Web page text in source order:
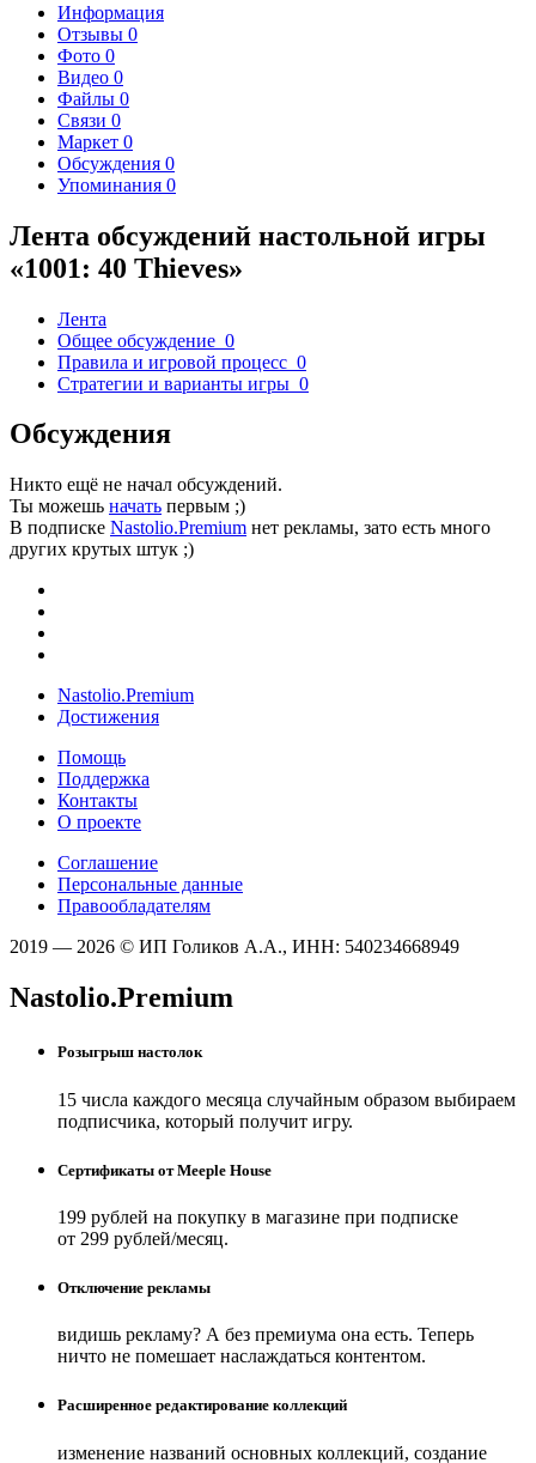
Информация
Отзывы 0
Фото 0
Видео 0
Файлы 0
Связи 0
Маркет 0
Обсуждения 0
Упоминания 0
Лента обсуждений настольной игры
«1001: 40 Thieves»
Лента
Общее обсуждение 0
Правила и игровой процесс 0
Стратегии и варианты игры 0
Обсуждения
Никто ещё не начал обсуждений.
Ты можешь начать первым ;)
В подписке Nastolio.Premium нет рекламы, зато есть много
других крутых штук ;)
Nastolio.Premium
Достижения
Помощь
Поддержка
Контакты
О проекте
Соглашение
Персональные данные
Правообладателям
2019 — 2026 © ИП Голиков А.А., ИНН: 540234668949
Nastolio.Premium
Розыгрыш настолок
15 числа каждого месяца случайным образом выбираем
подписчика, который получит игру.
Сертификаты от Meeple House
199 рублей на покупку в магазине при подписке
от 299 рублей/месяц.
Отключение рекламы
видишь рекламу? А без премиума она есть. Теперь
ничто не помешает наслаждаться контентом.
Расширенное редактирование коллекций
изменение названий основных коллекций, создание